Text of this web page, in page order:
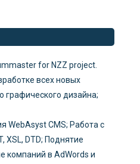
for NZZ project.
всех новых
графического дизайна;
WebAsyst CMS; Работа с
XSL, DTD; Поднятие
компаний в AdWords и